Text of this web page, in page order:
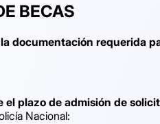
BECAS
documentación requerida
plazo de admisión de
Nacional: